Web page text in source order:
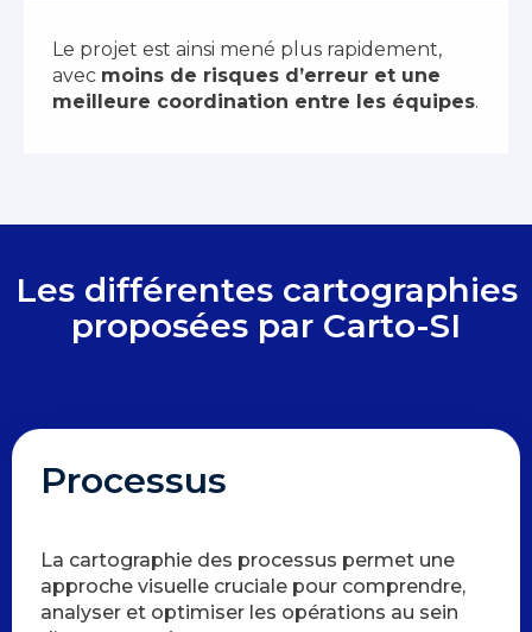
Le projet est ainsi mené plus rapidement,
avec moins de risques d’erreur et une
meilleure coordination entre les équipes.
Les différentes cartographies
proposées par Carto-SI
Processus
La cartographie des processus permet une
approche visuelle cruciale pour comprendre,
analyser et optimiser les opérations au sein